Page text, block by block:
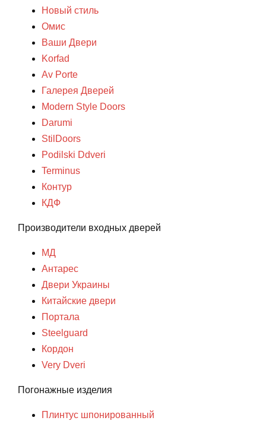
Новый стиль
Омис
Ваши Двери
Korfad
Av Porte
Галерея Дверей
Modern Style Doors
Darumi
StilDoors
Podilski Ddveri
Terminus
Контур
КДФ
Производители входных дверей
МД
Антарес
Двери Украины
Китайские двери
Портала
Steelguard
Кордон
Very Dveri
Погонажные изделия
Плинтус шпонированный